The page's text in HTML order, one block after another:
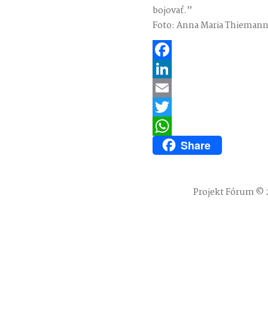
bojovať.”
Foto: Anna Maria
Facebook
LinkedIn
Email
Twitter
WhatsAppShare
Projekt Fórum ©